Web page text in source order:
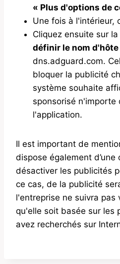
« Plus d'options de
Une fois à l'intérieur,
Cliquez ensuite sur
définir le nom
dns.adguard.com.
bloquer la publicité
système souhaite
sponsorisé
l'application.
Il est important de
dispose également
désactiver les publicités
ce cas, de la publicité
l'entreprise ne suivra pas
qu'elle soit basée sur les
avez recherchés sur